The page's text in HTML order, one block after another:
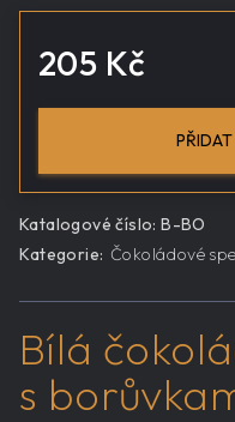
205 Kč
Katalogové číslo: B-BO
Kategorie: Čokoládové
Bílá
s